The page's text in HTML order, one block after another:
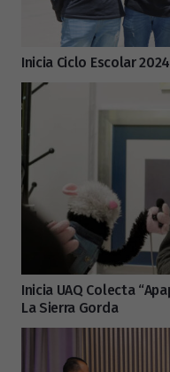
Inicia Ciclo Escolar
Inicia UAQ Colecta
La Sierra Gorda